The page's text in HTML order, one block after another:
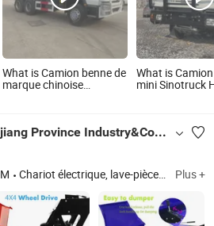
What is Camion benne de
marque chinoise
What is
mini Sinotruck
utilisé
Yongkang Xieheng Zhejiang Province Industry&Commerce Co., Ltd.
Chariot électrique, lave-pièces, sableuse, récupérateur d'huile, bétonnière, chariot de soudage, réservoir de sable abrasif, chariot de service Plus +